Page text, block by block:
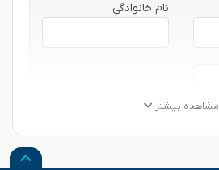
نام خانوادگی
★
مشاهده بیشتر